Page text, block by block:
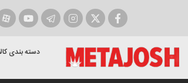
فیسبوک توییتر اینستاگرامتلگرام یوتیوب
دسته بندی